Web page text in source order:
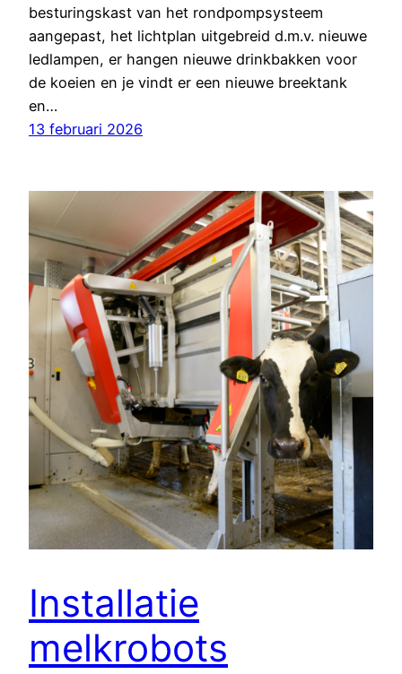
besturingskast van het rondpompsysteem
aangepast, het lichtplan uitgebreid d.m.v. nieuwe
ledlampen, er hangen nieuwe drinkbakken voor
de koeien en je vindt er een nieuwe breektank
en…
13 februari 2026
Installatie
melkrobots